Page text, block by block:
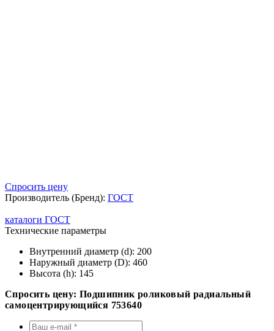
Спросить цену
Производитель (Бренд): ГОСТ
каталоги ГОСТ
Технические параметры
Внутренний диаметр (d): 200
Наружный диаметр (D): 460
Высота (h): 145
Спросить цену: Подшипник роликовый радиальный
самоцентрирующийся 753640